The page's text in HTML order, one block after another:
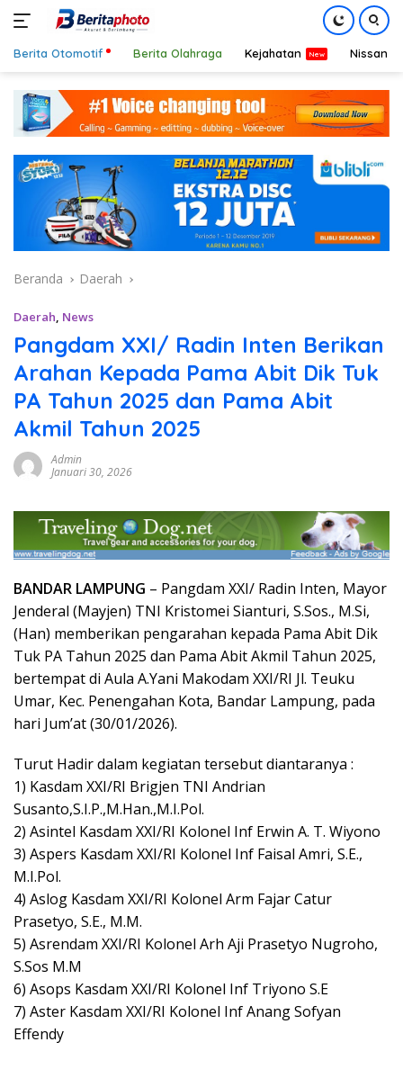
konten
Berita Otomotif Berita Olahraga Kejahatan Nissan
Beranda Daerah
Daerah, News
Pangdam XXI/ Radin Inten Berikan
Arahan Kepada Pama Abit Dik Tuk
PA Tahun 2025 dan Pama Abit
Akmil Tahun 2025
Admin
Januari 30, 2026
BANDAR LAMPUNG – Pangdam XXI/ Radin Inten, Mayor
Jenderal (Mayjen) TNI Kristomei Sianturi, S.Sos., M.Si,
(Han) memberikan pengarahan kepada Pama Abit Dik
Tuk PA Tahun 2025 dan Pama Abit Akmil Tahun 2025,
bertempat di Aula A.Yani Makodam XXI/RI Jl. Teuku
Umar, Kec. Penengahan Kota, Bandar Lampung, pada
hari Jum’at (30/01/2026).
Turut Hadir dalam kegiatan tersebut diantaranya :
1) Kasdam XXI/RI Brigjen TNI Andrian
Susanto,S.I.P.,M.Han.,M.I.Pol.
2) Asintel Kasdam XXI/RI Kolonel Inf Erwin A. T. Wiyono
3) Aspers Kasdam XXI/RI Kolonel Inf Faisal Amri, S.E.,
M.I.Pol.
4) Aslog Kasdam XXI/RI Kolonel Arm Fajar Catur
Prasetyo, S.E., M.M.
5) Asrendam XXI/RI Kolonel Arh Aji Prasetyo Nugroho,
S.Sos M.M
6) Asops Kasdam XXI/RI Kolonel Inf Triyono S.E
7) Aster Kasdam XXI/RI Kolonel Inf Anang Sofyan
Effendy